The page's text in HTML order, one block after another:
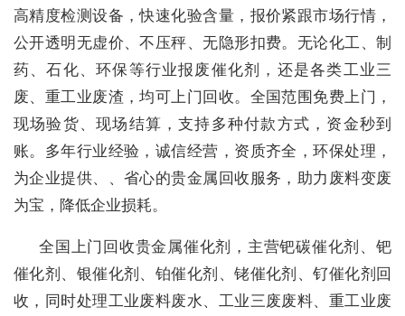
高精度检测设备，快速化验含量，报价紧跟市场行情，
公开透明无虚价、不压秤、无隐形扣费。无论化工、制
药、石化、环保等行业报废催化剂，还是各类工业三
废、重工业废渣，均可上门回收。全国范围免费上门，
现场验货、现场结算，支持多种付款方式，资金秒到
账。多年行业经验，诚信经营，资质齐全，环保处理，
为企业提供、、省心的贵金属回收服务，助力废料变废
为宝，降低企业损耗。
全国上门回收贵金属催化剂，主营钯碳催化剂、钯
催化剂、银催化剂、铂催化剂、铑催化剂、钌催化剂回
收，同时处理工业废料废水、工业三废废料、重工业废